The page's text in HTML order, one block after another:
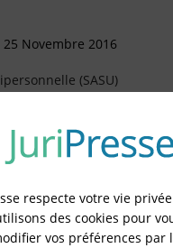
Novembre 2016
(SASU)
Février 2016
respecte votre vie privée
des cookies pour
vos préférences